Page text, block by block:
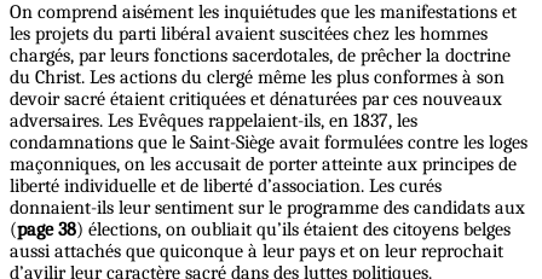
On comprend aisément les inquiétudes que les manifestations et
les projets du parti libéral avaient suscitées chez les hommes
chargés, par leurs fonctions sacerdotales, de prêcher la doctrine
du Christ. Les actions du clergé même les plus conformes à son
devoir sacré étaient critiquées et dénaturées par ces nouveaux
adversaires. Les Evêques rappelaient-ils, en 1837, les
condamnations que le Saint-Siège avait formulées contre les loges
maçonniques, on les accusait de porter atteinte aux principes de
liberté individuelle et de liberté d’association. Les curés
donnaient-ils leur sentiment sur le programme des candidats aux
(page 38) élections, on oubliait qu’ils étaient des citoyens belges
aussi attachés que quiconque à leur pays et on leur reprochait
d’avilir leur caractère sacré dans des luttes politiques.